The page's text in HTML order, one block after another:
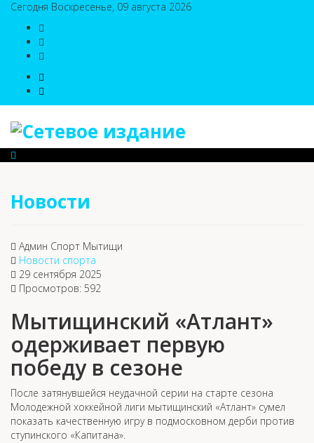
Сегодня Воскресенье, 09 августа 2026
Новости
Админ Спорт Мытищи
Новости спорта
29 сентября 2025
Просмотров: 592
Мытищинский «Атлант»
одерживает первую
победу в сезоне
После затянувшейся неудачной серии на старте сезона
Молодежной хоккейной лиги мытищинский «Атлант» сумел
показать качественную игру в подмосковном дерби против
ступинского «Капитана».